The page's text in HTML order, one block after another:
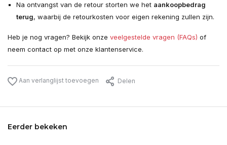
Na ontvangst van de retour storten we het aankoopbedrag
terug, waarbij de retourkosten voor eigen rekening zullen zijn.
Heb je nog vragen? Bekijk onze veelgestelde vragen (FAQs) of
neem contact op met onze klantenservice.
Aan verlanglijst toevoegen Delen
Eerder bekeken